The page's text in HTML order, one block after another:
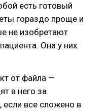
есть готовый
гораздо проще и
не изобретают
Она у них
от файла —
в него за
все сложено в